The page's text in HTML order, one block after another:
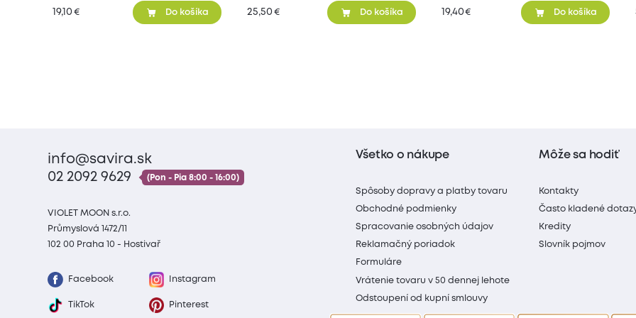
19,10 € Do košíka 25,50 € Do košíka 19,40 € Do košíka
info@savira.sk
02 2092 9629
(Pon - Pia 8:00 - 16:00)
VIOLET MOON s.r.o.
Průmyslová 1472/11
102 00 Praha 10 - Hostivař
Facebook Instagram
TikTok Pinterest
Všetko o nákupe
Spôsoby dopravy a platby tovaru
Obchodné podmienky
Spracovanie osobných údajov
Reklamačný poriadok
Formuláre
Vrátenie tovaru v 50 dennej lehote
Odstoupení od kupní smlouvy
Môže sa hodiť
Kontakty
Často kladené
Kredity
Slovník pojmov